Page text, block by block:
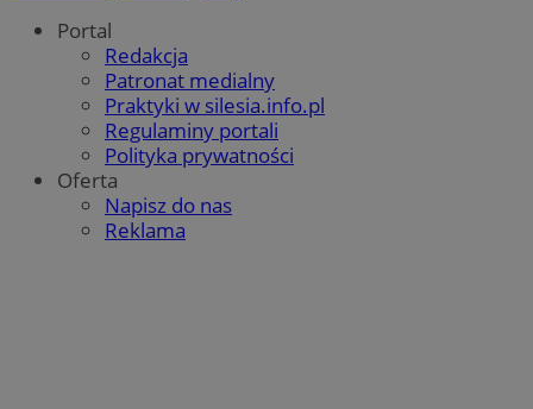
Portal
Redakcja
Patronat medialny
Praktyki w silesia.info.pl
Regulaminy portali
Polityka prywatności
Oferta
Napisz do nas
Reklama